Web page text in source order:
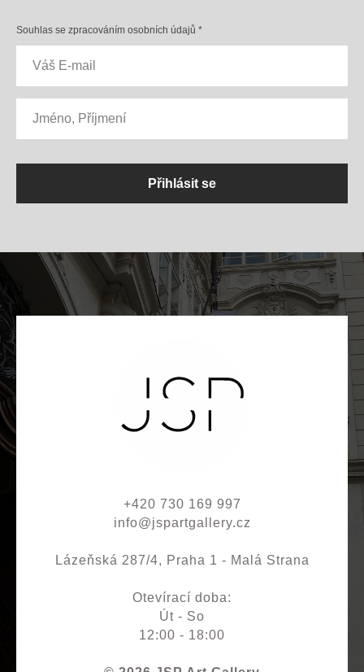
Souhlas se zpracováním osobních údajů *
Přihlásit se
+420 730 169 997
info@jspartgallery.cz
Lázeňská 287/4, Praha 1 - Malá Strana
Otevírací doba:
Út - So
12:00 - 18:00